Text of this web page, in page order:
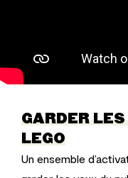
GARDER
LEGO
Un ensemble